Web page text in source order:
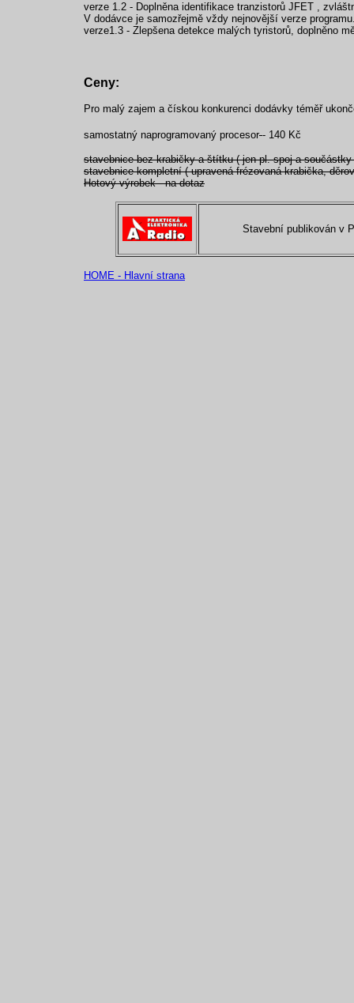
verze 1.2 - Doplněna identifikace tranzistorů JFET ,
V dodávce je samozřejmě vždy nejnovější verze
verze1.3 - Zlepšena detekce malých tyristorů, doplněno
Ceny:
Pro malý zajem a čískou konkurenci dodávky téměř
samostatný naprogramovaný procesor - 140 Kč
stavebnice bez krabičky a štítku ( jen pl. spoj a
stavebnice kompletní ( upravená frézovaná krabička,
Hotový výrobek - na dotaz
Stavební publikován v
HOME - Hlavní strana